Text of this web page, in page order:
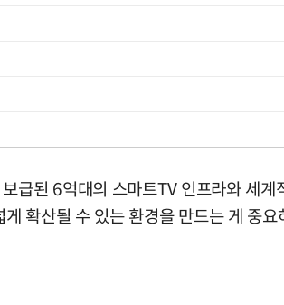
급된 6억대의 스마트TV 인프라와 세
확산될 수 있는 환경을 만드는 게 중